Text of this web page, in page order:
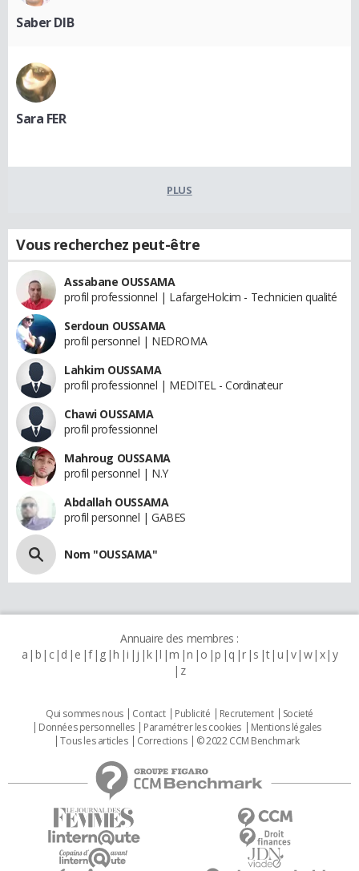
Saber DIB
Sara FER
PLUS
Vous recherchez peut-être
Assabane OUSSAMA
profil professionnel | LafargeHolcim - Technicien qualité
Serdoun OUSSAMA
profil personnel | NEDROMA
Lahkim OUSSAMA
profil professionnel | MEDITEL - Cordinateur
Chawi OUSSAMA
profil professionnel
Mahroug OUSSAMA
profil personnel | N.Y
Abdallah OUSSAMA
profil personnel | GABES
Nom "OUSSAMA"
Annuaire des membres :
a b c d e f g h i j k l m n o p q r s t u v w x y
z
Qui sommes nous Contact Publicité Recrutement
Societé
Données personnelles
Paramétrer les cookies
Mentions légales
Tous les articles
Corrections © 2022 CCM Benchmark